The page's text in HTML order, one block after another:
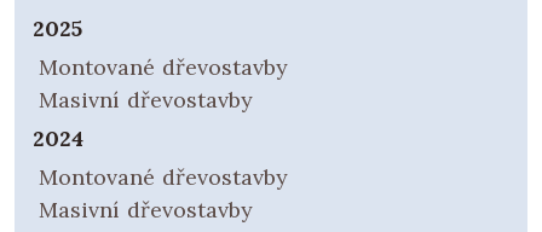
2025
Montované dřevostavby
Masivní dřevostavby
2024
Montované dřevostavby
Masivní dřevostavby